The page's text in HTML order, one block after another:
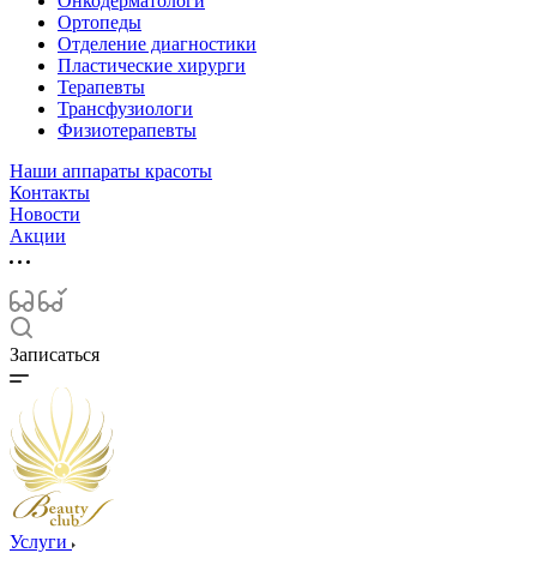
Ортопеды
Отделение диагностики
Пластические хирурги
Терапевты
Трансфузиологи
Физиотерапевты
Наши аппараты красоты
Контакты
Новости
Акции
Записаться
Услуги